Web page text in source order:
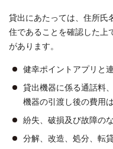
貸出にあたっては、住所氏
住であることを確認した上
があります。
健幸ポイントアプリと
貸出機器に係る通話料
機器の引渡し後の費用
紛失、破損及び故障の
分解、改造、処分、転